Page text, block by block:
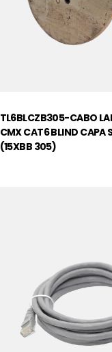
TL6BLCZB305-CABO
CMX CAT6 BLIND CAPA
(15XBB 305)